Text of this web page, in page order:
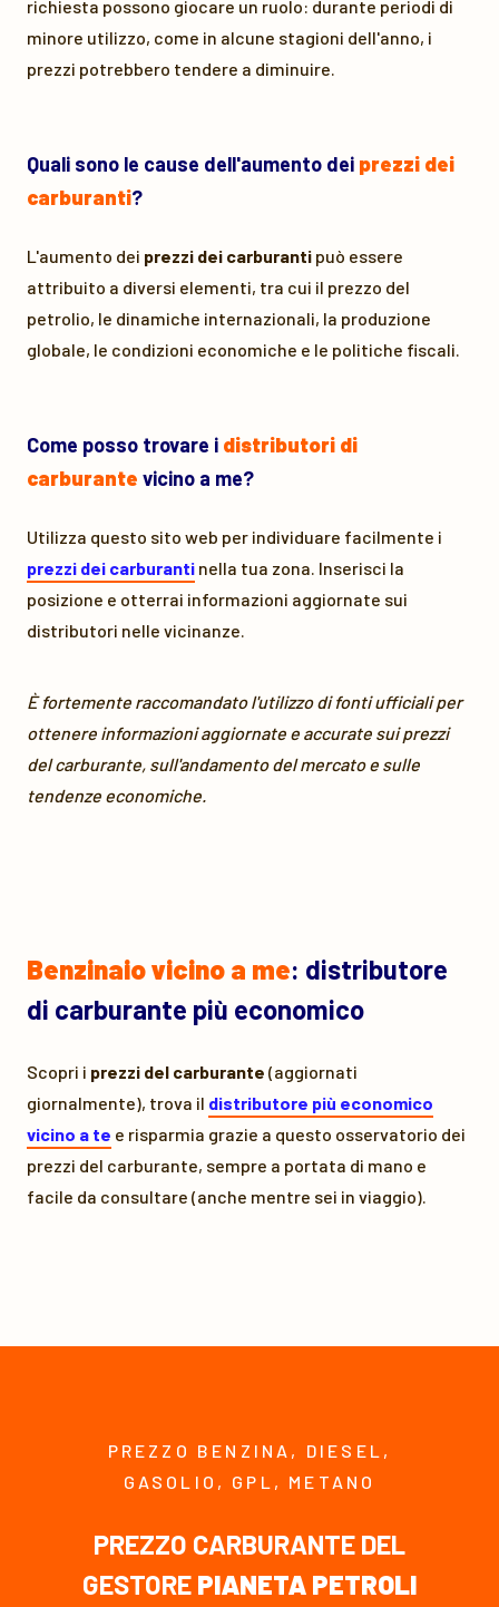
richiesta possono giocare un ruolo: durante periodi di
minore utilizzo, come in alcune stagioni dell'anno, i
prezzi potrebbero tendere a diminuire.
Quali sono le cause dell'aumento dei prezzi dei
carburanti?
L'aumento dei prezzi dei carburanti può essere
attribuito a diversi elementi, tra cui il prezzo del
petrolio, le dinamiche internazionali, la produzione
globale, le condizioni economiche e le politiche fiscali.
Come posso trovare i distributori di
carburante vicino a me?
Utilizza questo sito web per individuare facilmente i
prezzi dei carburanti nella tua zona. Inserisci la
posizione e otterrai informazioni aggiornate sui
distributori nelle vicinanze.
È fortemente raccomandato l'utilizzo di fonti ufficiali per
ottenere informazioni aggiornate e accurate sui prezzi
del carburante, sull'andamento del mercato e sulle
tendenze economiche.
Benzinaio vicino a me: distributore
di carburante più economico
Scopri i prezzi del carburante (aggiornati
giornalmente), trova il distributore più economico
vicino a te e risparmia grazie a questo osservatorio dei
prezzi del carburante, sempre a portata di mano e
facile da consultare (anche mentre sei in viaggio).
PREZZO BENZINA, DIESEL,
GASOLIO, GPL, METANO
PREZZO CARBURANTE DEL
GESTORE PIANETA PETROLI